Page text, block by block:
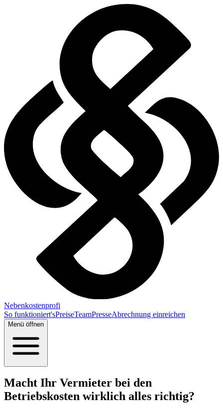
Nebenkostenprofi
So funktioniert'sPreiseTeamPresseAbrechnung einreichen
Menü öffnen
Macht Ihr Vermieter bei den
Betriebskosten wirklich alles richtig?